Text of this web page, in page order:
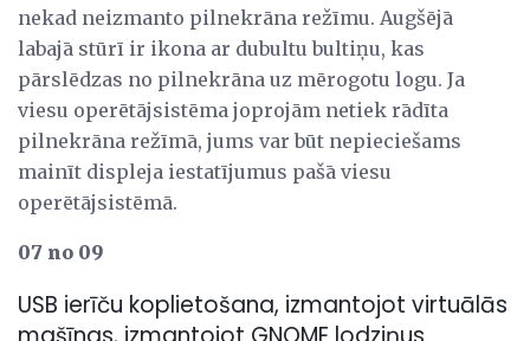
nekad neizmanto pilnekrāna režīmu. Augšējā
labajā stūrī ir ikona ar dubultu bultiņu, kas
pārslēdzas no pilnekrāna uz mērogotu logu. Ja
viesu operētājsistēma joprojām netiek rādīta
pilnekrāna režīmā, jums var būt nepieciešams
mainīt displeja iestatījumus pašā viesu
operētājsistēmā.
07 no 09
USB ierīču koplietošana, izmantojot virtuālās